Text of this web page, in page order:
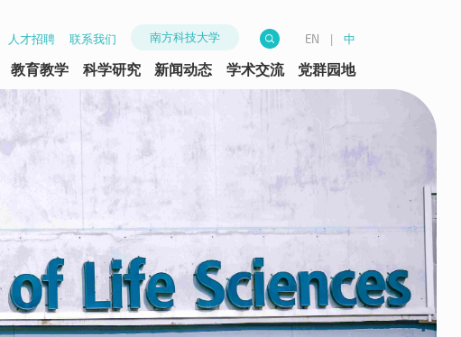
人才招聘 联系我们 南方科技大学 EN | 中
教育教学 科学研究 新闻动态 学术交流 党群园地